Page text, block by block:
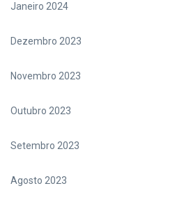
Janeiro 2024
Dezembro 2023
Novembro 2023
Outubro 2023
Setembro 2023
Agosto 2023